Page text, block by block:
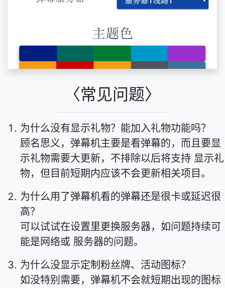
〈常见问题〉
为什么没有显示礼物？能加入礼物功能吗？
顾名思义，弹幕机主要是看弹幕的，而且要显
示礼物需要大更新，不排除以后将支持 显示礼
物，但目前短期内应该不会更新相关项目。
为什么用了弹幕机看的弹幕还是很卡或延迟很
高？
可以试试在设置里更换服务器，如问题持续可
能是网络或 服务器的问题。
为什么没显示定制粉丝牌、活动图标？
如没特别需要，弹幕机不会就短期出现的图标